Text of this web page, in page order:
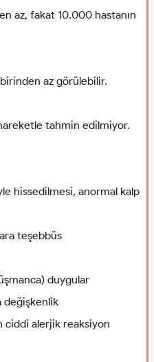
az, fakat 10.000 hastanın
az görülebilir.
tahmin edilmiyor.
hissedilmesi, anormal kalp
teşebbüs
duygular
değişkenlik
ciddi alerjik reaksiyon